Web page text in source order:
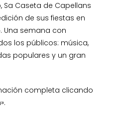
Sa Caseta de Capellans
de sus fiestas en
Una semana con
los públicos: música,
populares y un gran
completa clicando